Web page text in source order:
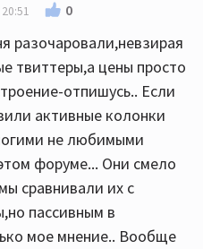
0
разочаровали,невзирая
твиттеры,а цены просто
отпишусь.. Если
активные колонки
не любимыми
форуме... Они смело
сравнивали их с
пассивным в
мое мнение.. Вообще